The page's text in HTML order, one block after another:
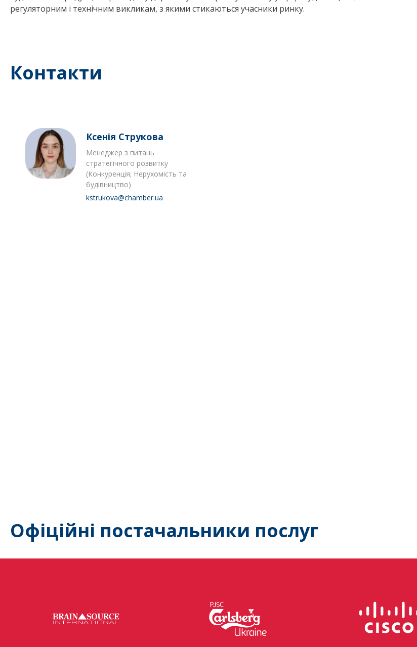
регуляторним і технічним викликам, з якими стикаються учасники ринку.
Контакти
Ксенія Струкова
Менеджер з питань
стратегічного розвитку
(Конкуренція; Нерухомість та
будівництво)
kstrukova@chamber.ua
Офіційні постачальники послуг